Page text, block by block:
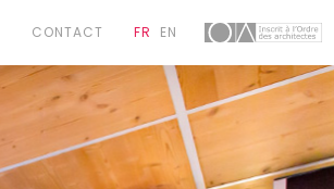
CONTACT FR EN